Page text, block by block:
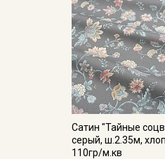
Сатин "Тайные
серый, ш.2.35м,
110гр/м.кв